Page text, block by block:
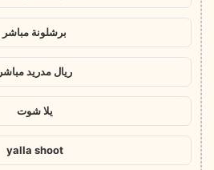
برشلونة مباشر
ريال مدريد مباشر
يلا شوت
yalla shoot